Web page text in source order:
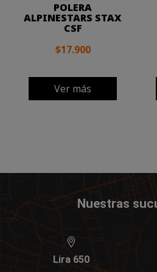
POLERA
ALPINESTARS STAX
CSF
$17.900
Ver más
Nuestras
Lira 650